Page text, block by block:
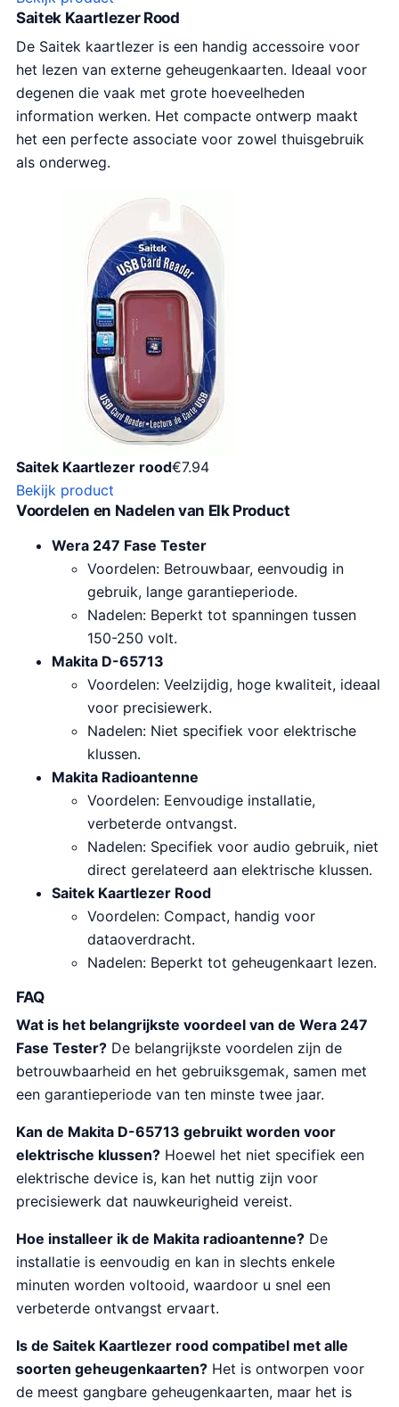
Saitek Kaartlezer Rood
De Saitek kaartlezer is een handig accessoire voor
het lezen van externe geheugenkaarten. Ideaal voor
degenen die vaak met grote hoeveelheden
information werken. Het compacte ontwerp maakt
het een perfecte associate voor zowel thuisgebruik
als onderweg.
Saitek Kaartlezer rood€7.94
Bekijk product
Voordelen en Nadelen van Elk Product
Wera 247 Fase Tester
Voordelen: Betrouwbaar, eenvoudig in
gebruik, lange garantieperiode.
Nadelen: Beperkt tot spanningen tussen
150-250 volt.
Makita D-65713
Voordelen: Veelzijdig, hoge kwaliteit, ideaal
voor precisiewerk.
Nadelen: Niet specifiek voor elektrische
klussen.
Makita Radioantenne
Voordelen: Eenvoudige installatie,
verbeterde ontvangst.
Nadelen: Specifiek voor audio gebruik, niet
direct gerelateerd aan elektrische klussen.
Saitek Kaartlezer Rood
Voordelen: Compact, handig voor
dataoverdracht.
Nadelen: Beperkt tot geheugenkaart lezen.
FAQ
Wat is het belangrijkste voordeel van de Wera 247
Fase Tester? De belangrijkste voordelen zijn de
betrouwbaarheid en het gebruiksgemak, samen met
een garantieperiode van ten minste twee jaar.
Kan de Makita D-65713 gebruikt worden voor
elektrische klussen? Hoewel het niet specifiek een
elektrische device is, kan het nuttig zijn voor
precisiewerk dat nauwkeurigheid vereist.
Hoe installeer ik de Makita radioantenne? De
installatie is eenvoudig en kan in slechts enkele
minuten worden voltooid, waardoor u snel een
verbeterde ontvangst ervaart.
Is de Saitek Kaartlezer rood compatibel met alle
soorten geheugenkaarten? Het is ontworpen voor
de meest gangbare geheugenkaarten, maar het is